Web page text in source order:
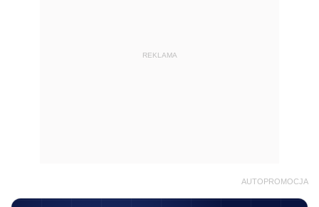
REKLAMA
AUTOPROMOCJA